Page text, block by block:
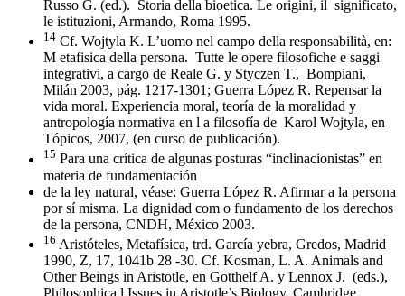
Russo G. (ed.). Storia della bioetica. Le origini, il significato,
le istituzioni, Armando, Roma 1995.
14 Cf. Wojtyla K. L’uomo nel campo della responsabilità, en:
M etafisica della persona. Tutte le opere filosofiche e saggi
integrativi, a cargo de Reale G. y Styczen T., Bompiani,
Milán 2003, pág. 1217-1301; Guerra López R. Repensar la
vida moral. Experiencia moral, teoría de la moralidad y
antropología normativa en l a filosofía de Karol Wojtyla, en
Tópicos, 2007, (en curso de publicación).
15 Para una crítica de algunas posturas “inclinacionistas” en
materia de fundamentación
de la ley natural, véase: Guerra López R. Afirmar a la persona
por sí misma. La dignidad com o fundamento de los derechos
de la persona, CNDH, México 2003.
16 Aristóteles, Metafísica, trd. García yebra, Gredos, Madrid
1990, Z, 17, 1041b 28 -30. Cf. Kosman, L. A. Animals and
Other Beings in Aristotle, en Gotthelf A. y Lennox J. (eds.),
Philosophica l Issues in Aristotle’s Biology, Cambridge